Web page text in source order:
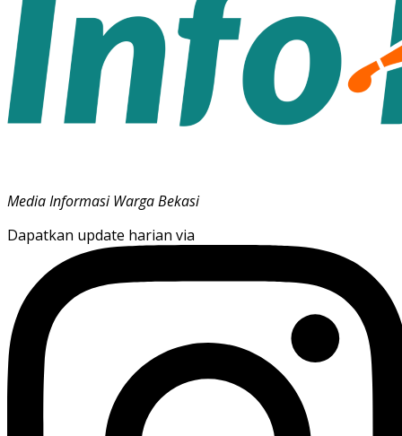
Media Informasi Warga Bekasi
Dapatkan update harian via